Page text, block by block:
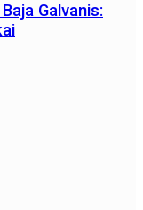
Galvanis: